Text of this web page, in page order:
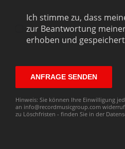
Ich stimme zu, dass
zur Beantwortung
erhoben und
ANFRAGE SENDEN
Hinweis: Sie können Ihre Einwilligung
an info@recordmusicgroup.com
zu Löschfristen - finden Sie in der